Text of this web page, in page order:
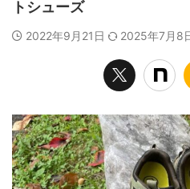
トシューズ
2022年9月21日 2025年7月8